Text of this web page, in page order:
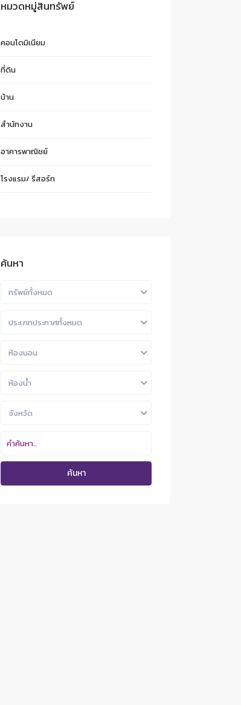
หมวดหมู่สินทรัพย์
คอนโดมิเนียม
ที่ดิน
บ้าน
สำนักงาน
อาคารพาณิชย์
โรงแรม/ รีสอร์ท
ค้นหา
ทรัพย์ทั้งหมด
ประเภทประกาศทั้งหมด
ห้องนอน
ห้องน้ำ
จังหวัด
ค้นหา